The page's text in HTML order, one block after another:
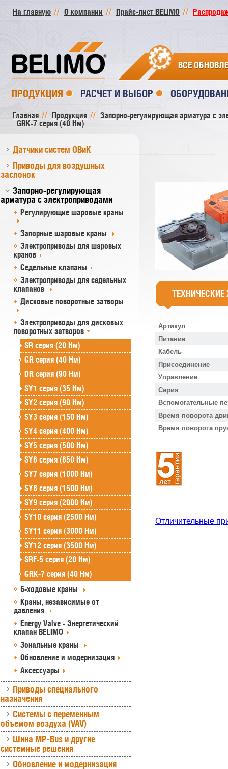
На главную О компании Прайс-лист BELIMO
ВСЕ
ПРОДУКЦИЯ РАСЧЕТ И ВЫБОР
Главная Продукция
Запорно-регулирующая арматура с
GRK-7 серия (40 Нм)
Датчики систем ОВиК
Приводы для воздушных
заслонок
Запорно-регулирующая
арматура с электроприводами
Регулирующие шаровые краны
Запорные шаровые краны
Электроприводы для шаровых
кранов
Седельные клапаны
Электроприводы для седельных
клапанов
Дисковые поворотные затворы
Электроприводы для дисковых
поворотных затворов
SR cерия (20 Нм)
GR cерия (40 Нм)
DR серия (90 Нм)
SY1 серия (35 Нм)
SY2 серия (90 Нм)
SY3 серия (150 Нм)
SY4 серия (400 Нм)
SY5 серия (500 Нм)
SY6 серия (650 Нм)
SY7 серия (1000 Нм)
SY8 серия (1500 Нм)
SY9 серия (2000 Нм)
SY10 серия (2500 Нм)
SY11 серия (3000 Нм)
SY12 серия (3500 Нм)
SRF-5 серия (20 Нм)
GRK-7 серия (40 Нм)
6-ходовые краны
Краны, независимые от
давления
Energy Valve - Энергетический
клапан BELIMO
Зональные краны
Обновление и модернизация
Аксессуары
Приводы специального
назначения
Системы с переменным
объемом воздуха (VAV)
Шина MP-Bus и другие
системные решения
Обновление и модернизация
Артикул
Питание
Кабель
Присоединение
Управление
Серия
Вспомогательные
Время поворота
Время поворота
Отличительные